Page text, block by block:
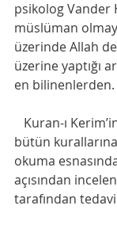
psikolog Vander
müslüman
üzerinde Allah
üzerine yaptığı
en bilinenlerden.
bütün
okuma
açısından
tarafından